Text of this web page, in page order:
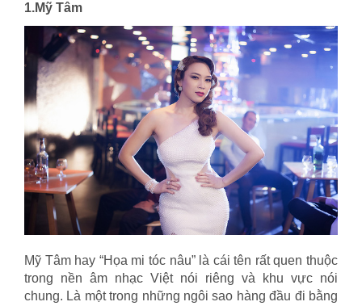
1.Mỹ Tâm
Mỹ Tâm hay “Họa mi tóc nâu” là cái tên rất quen thuộc
trong nền âm nhạc Việt nói riêng và khu vực nói
chung. Là một trong những ngôi sao hàng đầu đi bằng